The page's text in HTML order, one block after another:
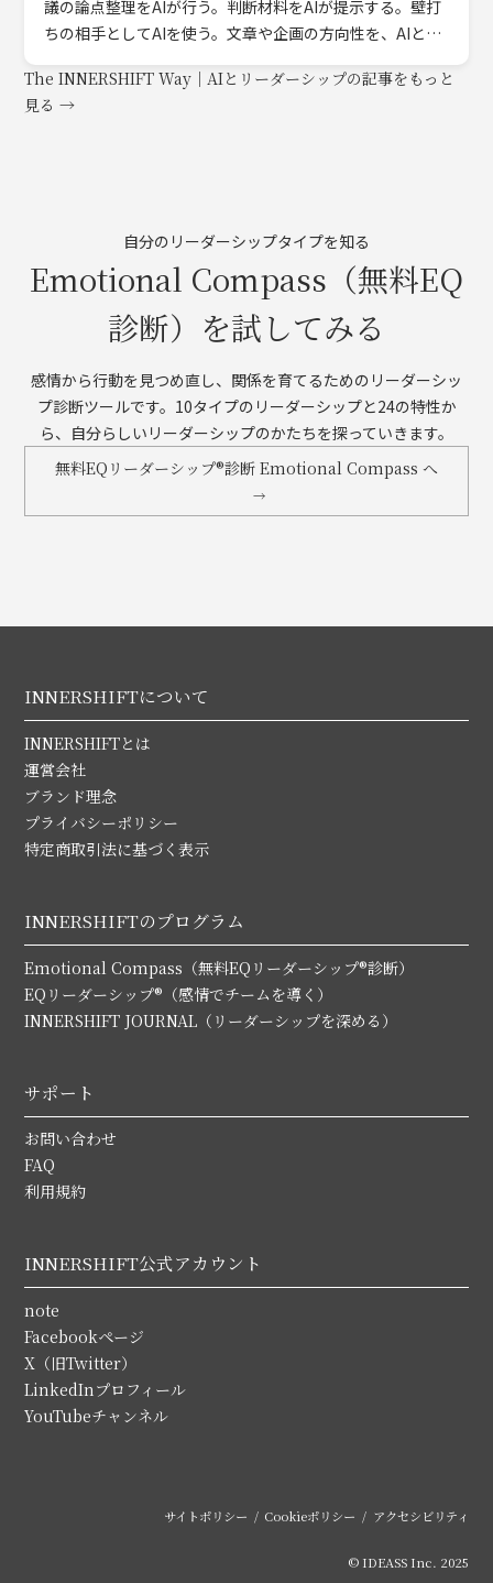
議の論点整理をAIが行う。判断材料をAIが提示する。壁打
ちの相手としてAIを使う。文章や企画の方向性を、AIと対
[…]
The INNERSHIFT Way｜AIとリーダーシップの記事をもっと
見る →
自分のリーダーシップタイプを知る
Emotional Compass（無料EQ
診断）を試してみる
感情から行動を見つめ直し、関係を育てるためのリーダーシッ
プ診断ツールです。10タイプのリーダーシップと24の特性か
ら、自分らしいリーダーシップのかたちを探っていきます。
無料EQリーダーシップ®診断 Emotional Compass へ
INNERSHIFTについて
INNERSHIFTとは
運営会社
ブランド理念
プライバシーポリシー
特定商取引法に基づく表示
INNERSHIFTのプログラム
Emotional Compass（無料EQリーダーシップ®診断）
EQリーダーシップ®（感情でチームを導く）
INNERSHIFT JOURNAL（リーダーシップを深める）
サポート
お問い合わせ
FAQ
利用規約
INNERSHIFT公式アカウント
note
Facebookページ
X（旧Twitter）
LinkedInプロフィール
YouTubeチャンネル
サイトポリシー Cookieポリシー アクセシビリティ
© IDEASS Inc. 2025